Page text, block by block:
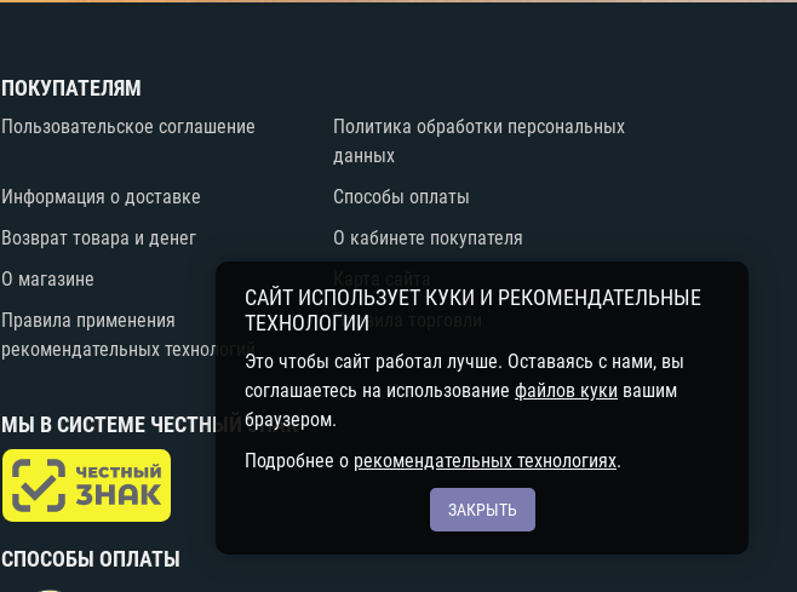
ПОКУПАТЕЛЯМ
Пользовательское соглашение
Политика обработки персональных
данных
Информация о доставке
Способы оплаты
Возврат товара и денег
О кабинете покупателя
О магазине
Правила применения
рекомендательных технологий
Правила торговли
МЫ В СИСТЕМЕ ЧЕСТНЫЙ ЗНАК
СПОСОБЫ ОПЛАТЫ
САЙТ ИСПОЛЬЗУЕТ КУКИ И РЕКОМЕНДАТЕЛЬНЫЕ
ТЕХНОЛОГИИ
Это чтобы сайт работал лучше. Оставаясь с нами, вы
соглашаетесь на использование файлов куки вашим
браузером.
Подробнее о рекомендательных технологиях.
ЗАКРЫТЬ